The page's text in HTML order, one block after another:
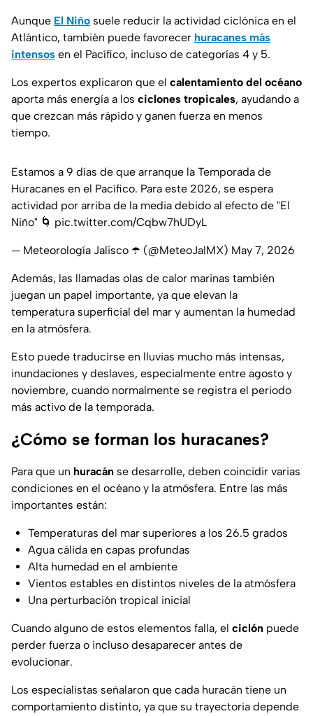
Aunque El Niño suele reducir la actividad ciclónica en el
Atlántico, también puede favorecer huracanes más
intensos en el Pacífico, incluso de categorías 4 y 5.
Los expertos explicaron que el calentamiento del océano
aporta más energía a los ciclones tropicales, ayudando a
que crezcan más rápido y ganen fuerza en menos
tiempo.
Estamos a 9 días de que arranque la Temporada de
Huracanes en el Pacífico. Para este 2026, se espera
actividad por arriba de la media debido al efecto de "El
Niño" 🌀 pic.twitter.com/Cqbw7hUDyL
— Meteorología Jalisco ☂️ (@MeteoJalMX) May 7, 2026
Además, las llamadas olas de calor marinas también
juegan un papel importante, ya que elevan la
temperatura superficial del mar y aumentan la humedad
en la atmósfera.
Esto puede traducirse en lluvias mucho más intensas,
inundaciones y deslaves, especialmente entre agosto y
noviembre, cuando normalmente se registra el periodo
más activo de la temporada.
¿Cómo se forman los huracanes?
Para que un huracán se desarrolle, deben coincidir varias
condiciones en el océano y la atmósfera. Entre las más
importantes están:
Temperaturas del mar superiores a los 26.5 grados
Agua cálida en capas profundas
Alta humedad en el ambiente
Vientos estables en distintos niveles de la atmósfera
Una perturbación tropical inicial
Cuando alguno de estos elementos falla, el ciclón puede
perder fuerza o incluso desaparecer antes de
evolucionar.
Los especialistas señalaron que cada huracán tiene un
comportamiento distinto, ya que su trayectoria depende